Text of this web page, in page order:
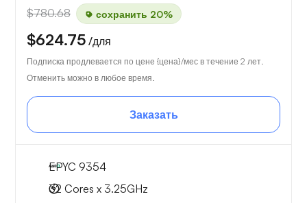
$780.68 сохранить 20%
$624.75 /для
Подписка продлевается по цене {цена}/мес в течение 2 лет.
Отменить можно в любое время.
Заказать
EPYC 9354
32 Cores x 3.25GHz